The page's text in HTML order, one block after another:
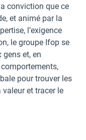
conviction que ce
et animé par la
l’exigence
le groupe Ifop se
et, en
pour trouver les
valeur et tracer le